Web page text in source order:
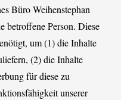
Büro Weihenstephan
betroffene Person. Diese
um (1) die Inhalte
(2) die Inhalte
für diese zu
unserer